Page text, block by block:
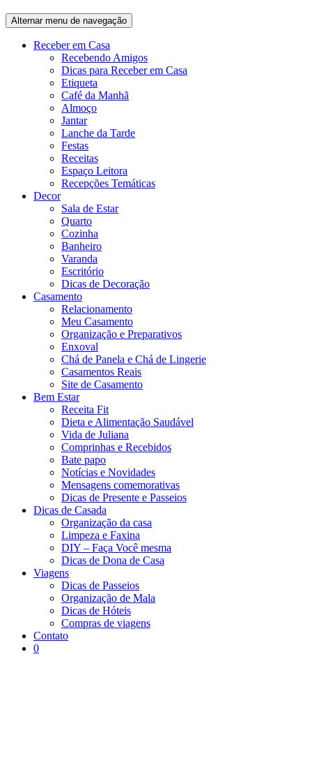
Alternar menu de navegação
Receber em Casa
Recebendo Amigos
Dicas para Receber em Casa
Etiqueta
Café da Manhã
Almoço
Jantar
Lanche da Tarde
Festas
Receitas
Espaço Leitora
Recepções Temáticas
Decor
Sala de Estar
Quarto
Cozinha
Banheiro
Varanda
Escritório
Dicas de Decoração
Casamento
Relacionamento
Meu Casamento
Organização e Preparativos
Enxoval
Chá de Panela e Chá de Lingerie
Casamentos Reais
Site de Casamento
Bem Estar
Receita Fit
Dieta e Alimentação Saudável
Vida de Juliana
Comprinhas e Recebidos
Bate papo
Notícias e Novidades
Mensagens comemorativas
Dicas de Presente e Passeios
Dicas de Casada
Organização da casa
Limpeza e Faxina
DIY – Faça Você mesma
Dicas de Dona de Casa
Viagens
Dicas de Passeios
Organização de Mala
Dicas de Hóteis
Compras de viagens
Contato
0